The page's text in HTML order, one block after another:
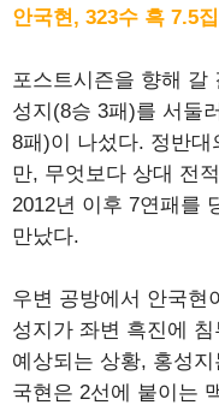
안국현, 323수 흑 7.5
포스트시즌을 향해 갈
성지(8승 3패)를 서둘
8패)이 나섰다. 정반대
만, 무엇보다 상대 전
2012년 이후 7연패를
만났다.
우변 공방에서 안국현
성지가 좌변 흑진에
예상되는 상황, 홍성
국현은 2선에 붙이는